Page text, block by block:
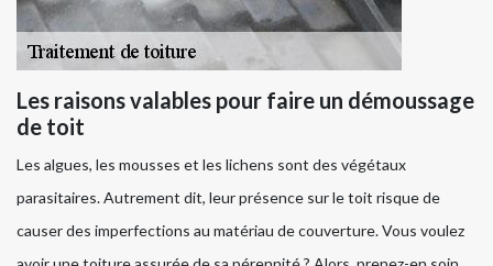
Les raisons valables pour faire un démoussage
de toit
Les algues, les mousses et les lichens sont des végétaux
parasitaires. Autrement dit, leur présence sur le toit risque de
causer des imperfections au matériau de couverture. Vous voulez